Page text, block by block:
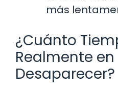
más
¿Cuánto
Realmente en
Desaparecer?